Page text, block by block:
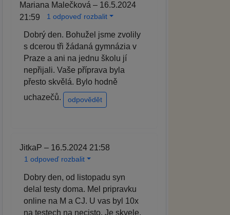
Mariana Malečková – 16.5.2024
21:59
1 odpoveď rozbalit
Dobrý den. Bohužel jsme zvolily
s dcerou tři žádaná gymnázia v
Praze a ani na jednu školu jí
nepřijali. Vaše příprava byla
přesto skvělá. Bylo hodně
uchazečů.
odpovědět
JitkaP – 16.5.2024 21:58
1 odpoveď rozbalit
Dobry den, od listopadu syn
delal testy doma. Mel pripravku
online na M a CJ. U vas byl 10x
na testech na necisto. Je skvele,